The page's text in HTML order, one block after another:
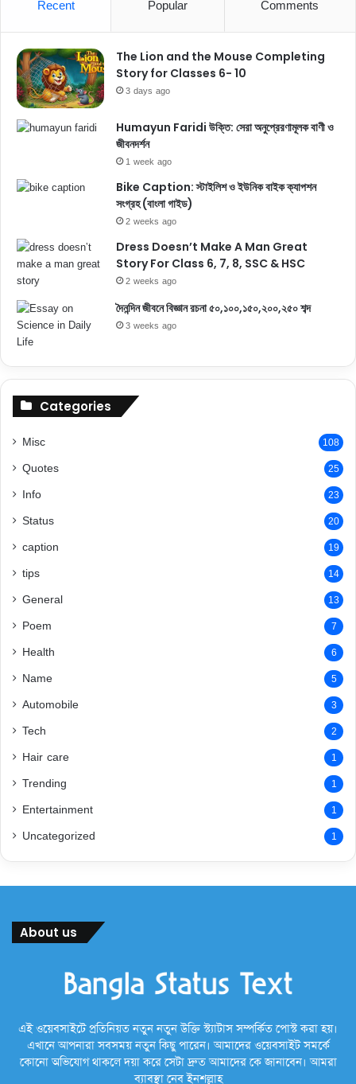
Recent Popular Comments
The Lion and the Mouse Completing
Story for Classes 6- 10
3 days ago
Humayun Faridi উক্তি: সেরা অনুপ্রেরণামূলক বাণী ও
জীবনদর্শন
1 week ago
Bike Caption: স্টাইলিশ ও ইউনিক বাইক ক্যাপশন
সংগ্রহ (বাংলা গাইড)
2 weeks ago
Dress Doesn’t Make A Man Great
Story For Class 6, 7, 8, SSC & HSC
2 weeks ago
দৈনন্দিন জীবনে বিজ্ঞান রচনা ৫০,১০০,১৫০,২০০,২৫০ শব্দ
3 weeks ago
Categories
Misc 108
Quotes 25
Info 23
Status 20
caption 19
tips 14
General 13
Poem 7
Health 6
Name 5
Automobile 3
Tech 2
Hair care 1
Trending 1
Entertainment 1
Uncategorized 1
About us
এই ওয়েবসাইটে প্রতিনিয়ত নতুন নতুন উক্তি স্ট্যাটাস সম্পর্কিত পোস্ট করা হয়।
এখানে আপনারা সবসময় নতুন কিছু পারেন। আমাদের ওয়েবসাইট সমর্কে
কোনো অভিযোগ থাকলে দয়া করে সেটা দ্রুত আমাদের কে জানাবেন। আমরা
ব্যাবস্থা নেব ইনশল্লাহ